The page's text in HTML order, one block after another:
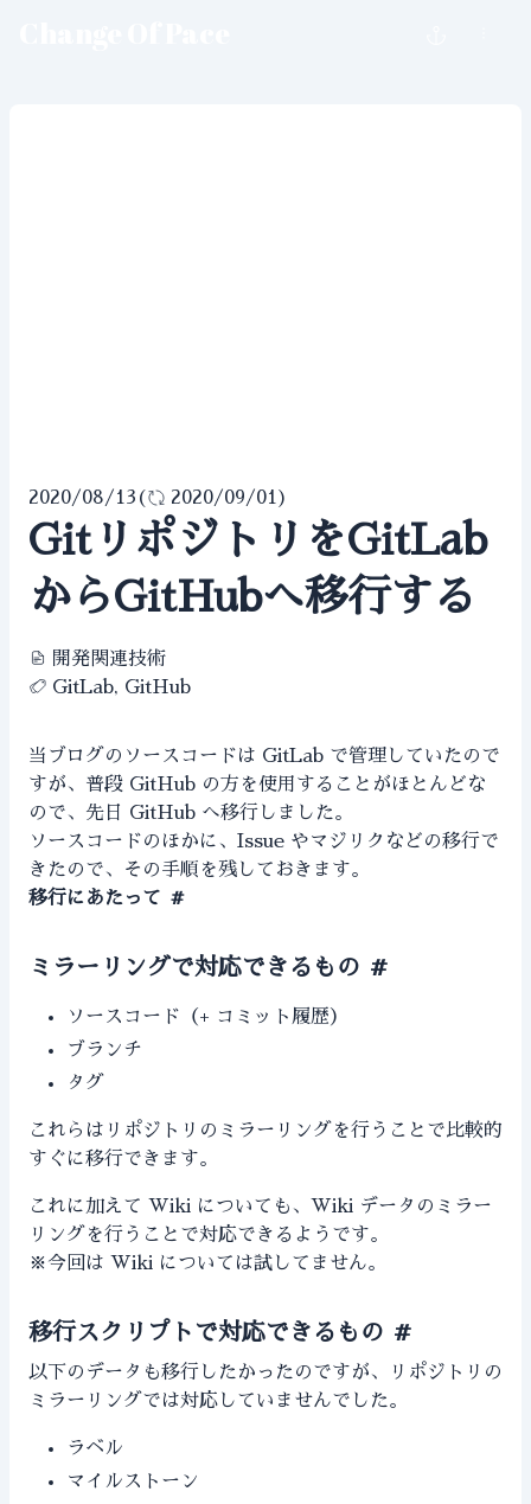
2020/08/13 ( 2020/09/01 )
GitリポジトリをGitLab
からGitHubへ移行する
開発関連技術
GitLab, GitHub
当ブログのソースコードは GitLab で管理していたので
すが、普段 GitHub の方を使用することがほとんどな
ので、先日 GitHub へ移行しました。
ソースコードのほかに、Issue やマジリクなどの移行で
きたので、その手順を残しておきます。
移行にあたって #
ミラーリングで対応できるもの #
ソースコード（+ コミット履歴）
ブランチ
タグ
これらはリポジトリのミラーリングを行うことで比較的
すぐに移行できます。
これに加えて Wiki についても、Wiki データのミラー
リングを行うことで対応できるようです。
※今回は Wiki については試してません。
移行スクリプトで対応できるもの #
以下のデータも移行したかったのですが、リポジトリの
ミラーリングでは対応していませんでした。
ラベル
マイルストーン